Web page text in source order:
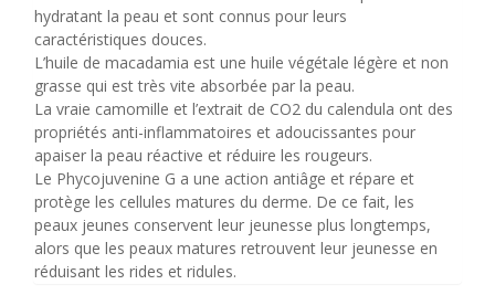
hydratant la peau et sont connus pour leurs
caractéristiques douces.
L’huile de macadamia est une huile végétale légère et non
grasse qui est très vite absorbée par la peau.
La vraie camomille et l’extrait de CO2 du calendula ont des
propriétés anti-inflammatoires et adoucissantes pour
apaiser la peau réactive et réduire les rougeurs.
Le Phycojuvenine G a une action antiâge et répare et
protège les cellules matures du derme. De ce fait, les
peaux jeunes conservent leur jeunesse plus longtemps,
alors que les peaux matures retrouvent leur jeunesse en
réduisant les rides et ridules.